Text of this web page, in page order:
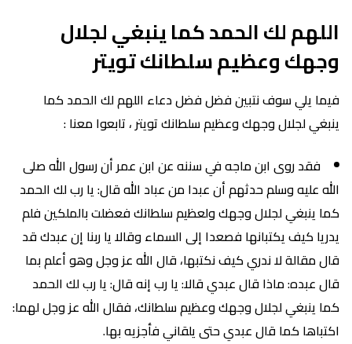
اللهم لك الحمد كما ينبغي لجلال
وجهك وعظيم سلطانك تويتر
فيما يلي سوف نتبين فضل فضل دعاء اللهم لك الحمد كما
ينبغي لجلال وجهك وعظيم سلطانك تويتر ، تابعوا معنا :
فقد روى ابن ماجه في سننه عن ابن عمر أن رسول الله صلى
الله عليه وسلم حدثهم أن عبدا من عباد الله قال: يا رب لك الحمد
كما ينبغي لجلال وجهك ولعظيم سلطانك فعضلت بالملكين فلم
يدريا كيف يكتبانها فصعدا إلى السماء وقالا يا ربنا إن عبدك قد
قال مقالة لا ندري كيف نكتبها، قال الله عز وجل وهو أعلم بما
قال عبده: ماذا قال عبدي قالا: يا رب إنه قال: يا رب لك الحمد
كما ينبغي لجلال وجهك وعظيم سلطانك، فقال الله عز وجل لهما:
اكتباها كما قال عبدي حتى يلقاني فأجزيه بها.